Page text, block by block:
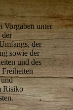
Vorgaben unter
der
der
sowie der
und des
Freiheiten
Risiko